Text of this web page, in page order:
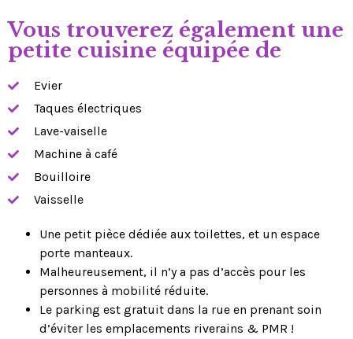
Vous trouverez également une
petite cuisine équipée de
Evier
Taques électriques
Lave-vaiselle
Machine à café
Bouilloire
Vaisselle
Une petit pièce dédiée aux toilettes, et un espace
porte manteaux.
Malheureusement, il n’y a pas d’accès pour les
personnes à mobilité réduite.
Le parking est gratuit dans la rue en prenant soin
d’éviter les emplacements riverains & PMR !